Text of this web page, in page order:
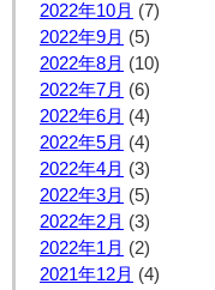
2022年10月 (7)
2022年9月 (5)
2022年8月 (10)
2022年7月 (6)
2022年6月 (4)
2022年5月 (4)
2022年4月 (3)
2022年3月 (5)
2022年2月 (3)
2022年1月 (2)
2021年12月 (4)